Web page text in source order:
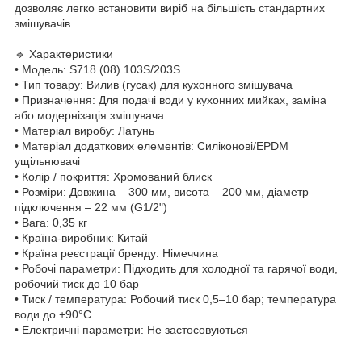
дозволяє легко встановити виріб на більшість стандартних
змішувачів.
🔹 Характеристики
• Модель: S718 (08) 103S/203S
• Тип товару: Вилив (гусак) для кухонного змішувача
• Призначення: Для подачі води у кухонних мийках, заміна
або модернізація змішувача
• Матеріал виробу: Латунь
• Матеріал додаткових елементів: Силіконові/EPDM
ущільнювачі
• Колір / покриття: Хромований блиск
• Розміри: Довжина – 300 мм, висота – 200 мм, діаметр
підключення – 22 мм (G1/2")
• Вага: 0,35 кг
• Країна-виробник: Китай
• Країна реєстрації бренду: Німеччина
• Робочі параметри: Підходить для холодної та гарячої води,
робочий тиск до 10 бар
• Тиск / температура: Робочий тиск 0,5–10 бар; температура
води до +90°C
• Електричні параметри: Не застосовуються